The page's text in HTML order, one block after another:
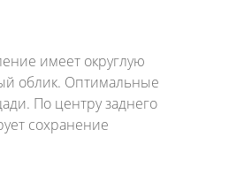
имеет округлую
облик. Оптимальные
По центру заднего
сохранение